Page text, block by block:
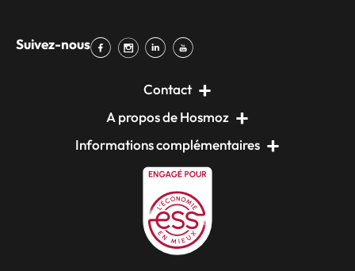
Suivez-nous
Contact
A propos de Hosmoz
Informations complémentaires